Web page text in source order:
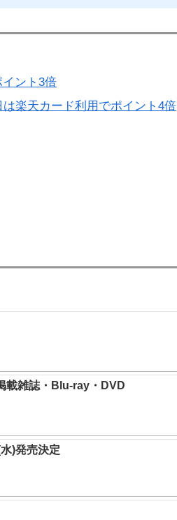
イント3倍
楽天カード利用でポイント4倍
載雑誌・Blu-ray・DVD
)発売決定